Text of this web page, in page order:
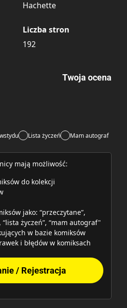
Hachette
Liczba stron
192
Twoja ocena
Lista życzeń Mam autograf
mają możliwość:
do kolekcji
jako: “przeczytane”,
“lista życzeń”, “mam autograf"
w bazie komiksów
i błędów w komiksach
/ Rejestracja